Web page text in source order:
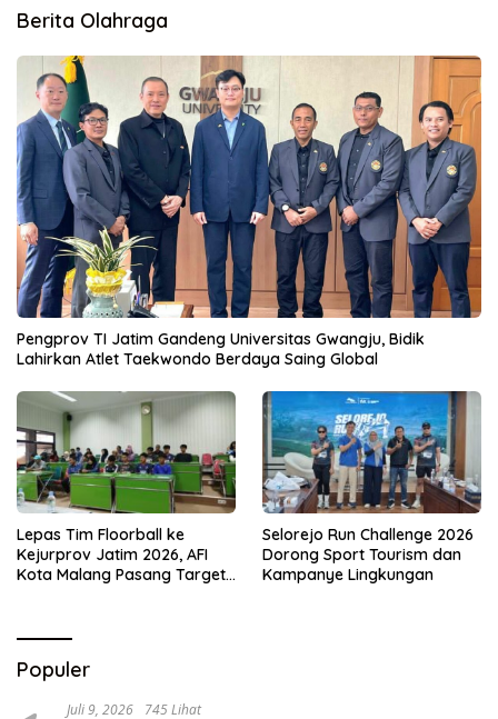
Berita Olahraga
Pengprov TI Jatim Gandeng Universitas Gwangju, Bidik
Lahirkan Atlet Taekwondo Berdaya Saing Global
Lepas Tim Floorball ke
Kejurprov Jatim 2026, AFI
Kota Malang Pasang Target
Selorejo Run Challenge 2026
Dorong Sport Tourism dan
Kampanye Lingkungan
Populer
Juli 9, 2026 745 Lihat